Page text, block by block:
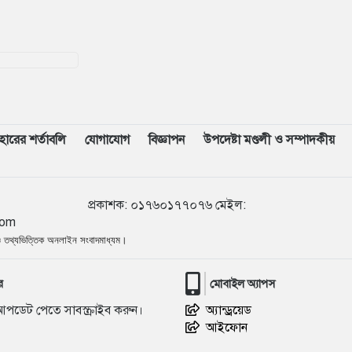
শর্তাবলি যোগাযোগ বিজ্ঞাপন উপদেষ্টা মণ্ডলী ও সম্পাদকীয়
প্রকাশক: ০১৭৬০১৭৭০৭৬ মেইল:
তথ্যভিত্তিক অনলাইন সংবাদমাধ্যম।
পেতে সাবস্ক্রাইব করুন।
মোবাইল অ্যাপস
অ্যান্ড্রয়েড
আইফোন